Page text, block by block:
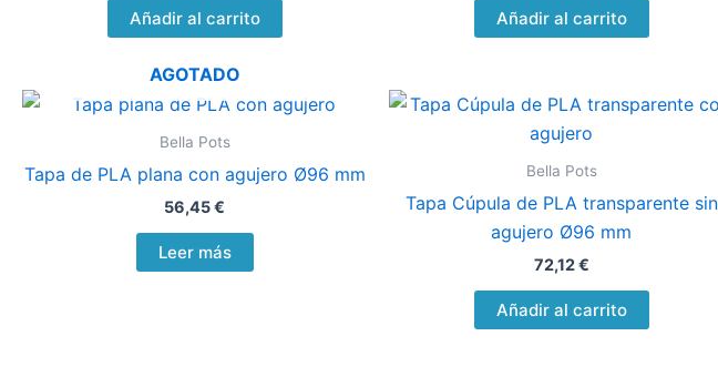
Añadir al carrito Añadir al carrito
AGOTADO
Bella Pots
Tapa de PLA plana con agujero Ø96 mm
56,45€
Leer más
Bella Pots
Tapa Cúpula de PLA transparente sin
agujero Ø96 mm
72,12€
Añadir al carrito